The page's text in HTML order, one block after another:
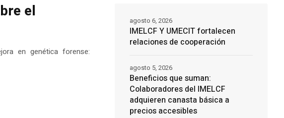
el
en genética forense:
IMELCF Y UMECIT fortalecen
relaciones de cooperación
agosto 6, 2026
Beneficios que suman:
Colaboradores del IMELCF
adquieren canasta básica a
precios accesibles
agosto 5, 2026